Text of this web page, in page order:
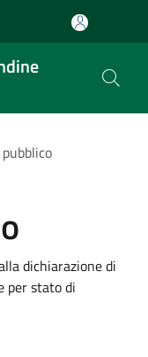
dichiarazione di
per stato di